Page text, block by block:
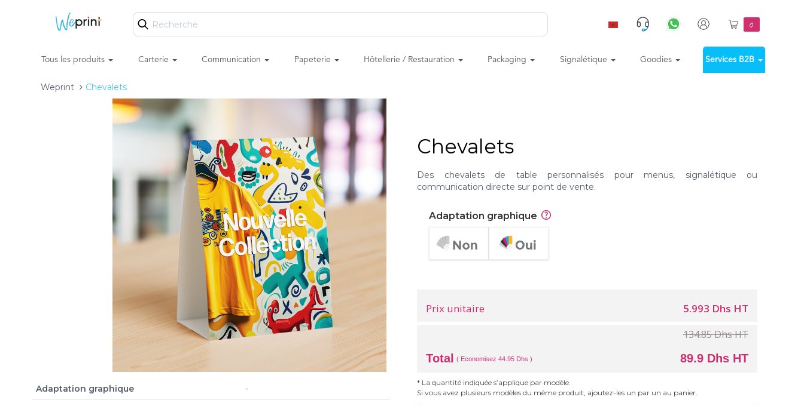
0
Tous les produits Carterie Communication Papeterie Hôtellerie / Restauration Packaging Signalétique Goodies Services B2B
Weprint Chevalets
Adaptation graphique -
Chevalets
Des chevalets de table personnalisés pour menus, signalétique ou
communication directe sur point de vente.
Adaptation graphique
Prix unitaire 5.993 Dhs HT
134.85 Dhs HT
Total
( Economisez 44.95 Dhs ) 89.9 Dhs HT
* La quantité indiquée s’applique par modèle.
Si vous avez plusieurs modèles du même produit, ajoutez-les un par un au panier.